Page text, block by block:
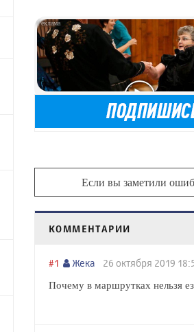
Если вы заметили
КОММЕНТАРИИ
#1 Жека 26 октября 2019
Почему в маршрутках нельзя